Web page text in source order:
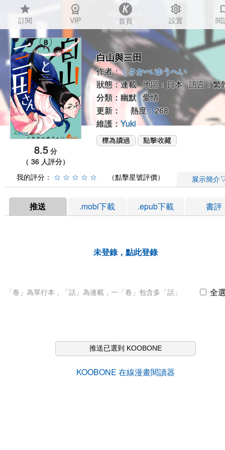
star
訂閱
workspace_premium
VIP 首頁
settings
設置 閱
8.5 分
（ 36 人評分）
白山與三田
作者：くさかべ ゆうへい
狀態：連載 地區：日本 語言：繁
分類： 幽默 愛情
更新： 熱度：268
維護：Yuki
我的評分： ☆ ☆ ☆ ☆ ☆ （點擊星號評價） 展示簡介
推送 .mobi下載 .epub下載 書評
未登錄，點此登錄
「卷」為單行本，「話」為連載，一「卷」包含多「話」 全
推送已選到 KOOBONE
KOOBONE 在線漫畫閱讀器